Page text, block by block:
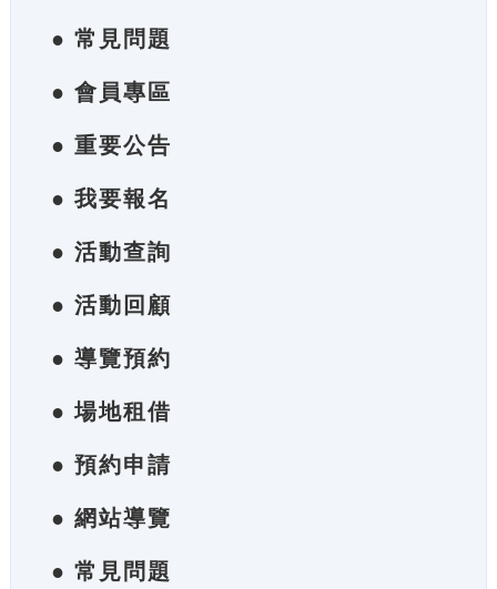
● 常見問題
● 會員專區
● 重要公告
● 我要報名
● 活動查詢
● 活動回顧
● 導覽預約
● 場地租借
● 預約申請
● 網站導覽
● 常見問題